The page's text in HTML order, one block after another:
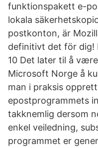
funktionspakett e-
lokala
postkonton, är
definitivt det för dig!
10 Det later til å
Microsoft Norge å
man i praksis
epostprogrammets
takknemlig dersom
enkel veiledning,
programmet er